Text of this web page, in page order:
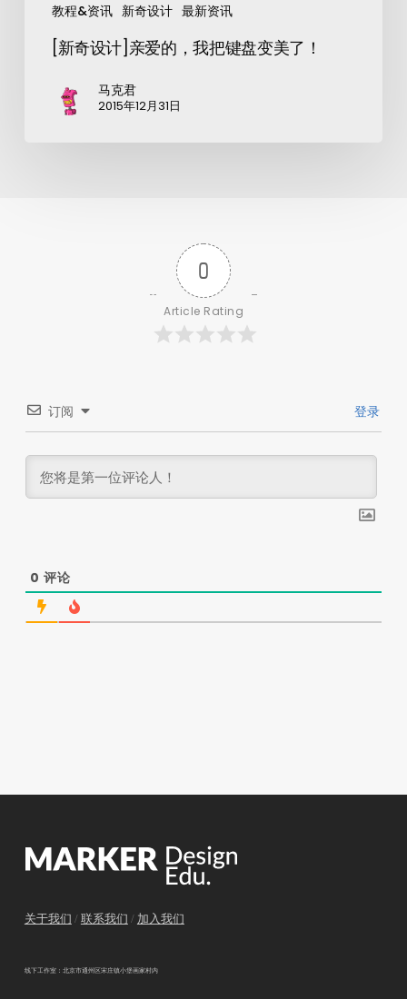
教程&资讯 新奇设计 最新资讯
[新奇设计]亲爱的，我把键盘变美了！
马克君
2015年12月31日
0
Article Rating
订阅 登录
0 评论
关于我们 / 联系我们 / 加入我们
线下工作室：北京市通州区宋庄镇小堡画家村内